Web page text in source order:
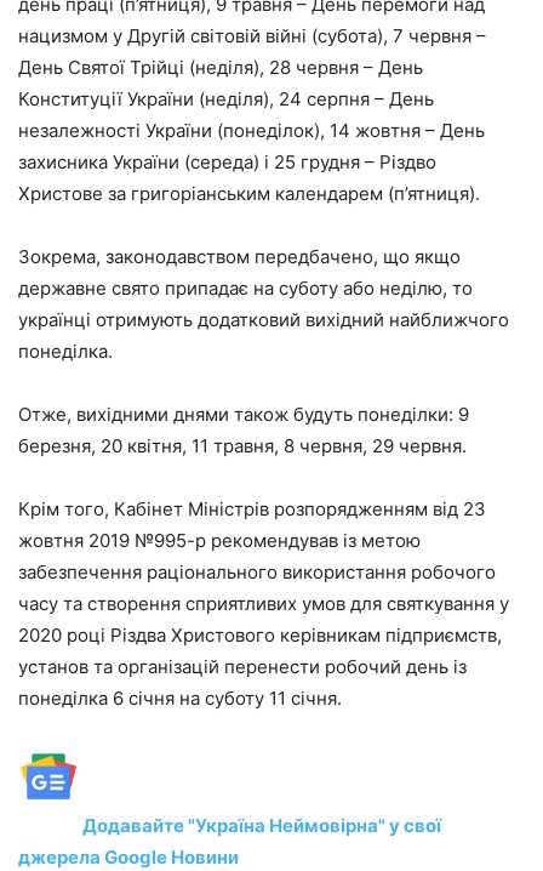
нацизмом у Другій світовій війні (субота), 7 червня –
День Святої Трійці (неділя), 28 червня – День
Конституції України (неділя), 24 серпня – День
незалежності України (понеділок), 14 жовтня – День
захисника України (середа) і 25 грудня – Різдво
Христове за григоріанським календарем (п’ятниця).
Зокрема, законодавством передбачено, що якщо
державне свято припадає на суботу або неділю, то
українці отримують додатковий вихідний найближчого
понеділка.
Отже, вихідними днями також будуть понеділки: 9
березня, 20 квітня, 11 травня, 8 червня, 29 червня.
Крім того, Кабінет Міністрів розпорядженням від 23
жовтня 2019 №995-р рекомендував із метою
забезпечення раціонального використання робочого
часу та створення сприятливих умов для святкування у
2020 році Різдва Христового керівникам підприємств,
установ та організацій перенести робочий день із
понеділка 6 січня на суботу 11 січня.
Додавайте "Україна Неймовірна" у свої
джерела Google Новини